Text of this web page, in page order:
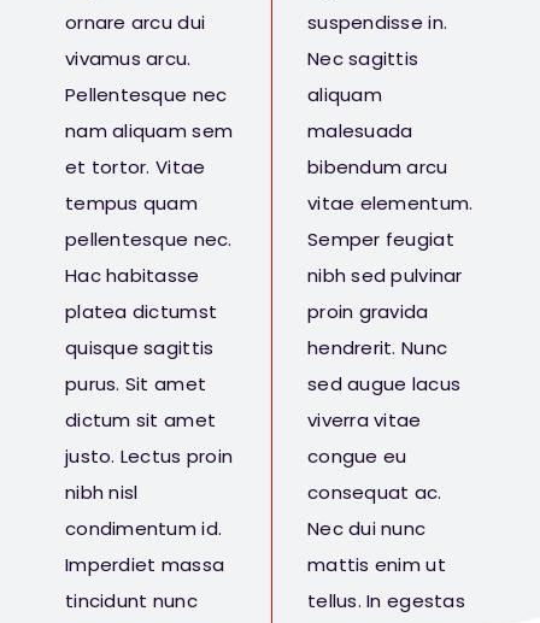
ornare arcu dui
vivamus arcu.
Pellentesque nec
nam aliquam sem
et tortor. Vitae
tempus quam
pellentesque nec.
Hac habitasse
platea dictumst
quisque sagittis
purus. Sit amet
dictum sit amet
justo. Lectus proin
nibh nisl
condimentum id.
Imperdiet massa
tincidunt nunc
suspendisse in.
Nec sagittis
aliquam
malesuada
bibendum arcu
vitae elementum.
Semper feugiat
nibh sed pulvinar
proin gravida
hendrerit. Nunc
sed augue lacus
viverra vitae
congue eu
consequat ac.
Nec dui nunc
mattis enim ut
tellus. In egestas